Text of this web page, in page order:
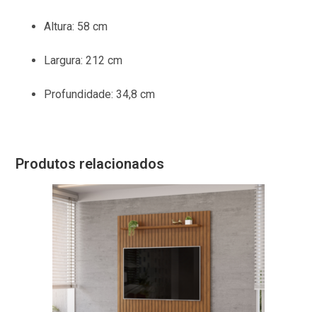
Altura: 58 cm
Largura:212 cm
Profundidade:34,8 cm
Produtos relacionados